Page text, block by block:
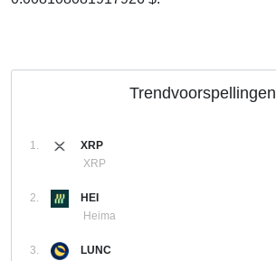
Trendvoorspellingen
1.
XRP
XRP
2.
HEI
Heima
3.
LUNC